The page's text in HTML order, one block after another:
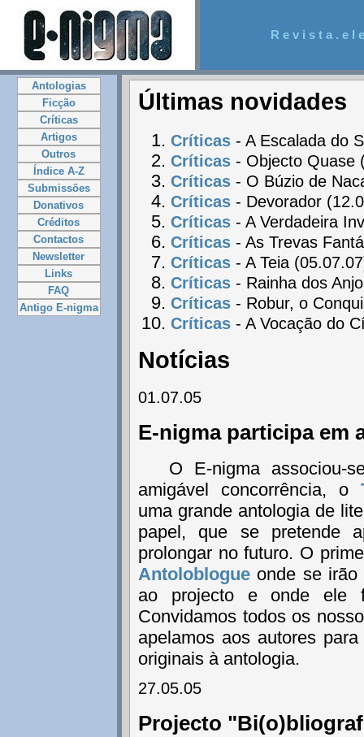
R e v i s t a . e l
Antologias
Ficção
Críticas
Artigos
Outros
Índice A-Z
Submissões
Donativos
Créditos
Contactos
Newsletter
Links
FAQ
Antigo E-nigma
Últimas novidades
Críticas - A Escalada do
Críticas - Objecto Quase
Críticas - O Búzio de
Críticas - Devorador
Críticas - A Verdadeira
Críticas - As Trevas
Críticas - A Teia
Críticas - Rainha dos
Críticas - Robur, o
Críticas - A Vocação do
Notícias
01.07.05
E-nigma participa em
O E-nigma associou-
amigável concorrência, o
uma grande antologia de
papel, que se pretende
prolongar no futuro. O
Antoloblogue onde se irão
ao projecto e onde ele
Convidamos todos os
apelamos aos autores
originais à antologia.
27.05.05
Projecto